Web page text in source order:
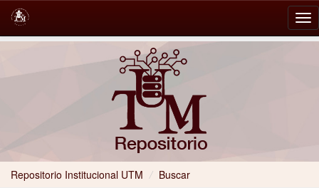
Repositorio Institucional UTM / Buscar